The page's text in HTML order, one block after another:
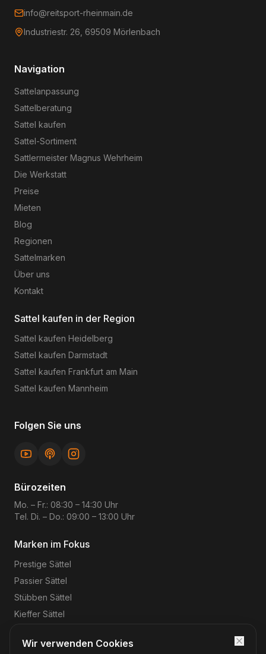
info@reitsport-rheinmain.de
Industriestr. 26, 69509 Mörlenbach
Navigation
Sattelanpassung
Sattelberatung
Sattel kaufen
Sattel-Sortiment
Sattlermeister Magnus Wehrheim
Die Werkstatt
Preise
Mieten
Blog
Regionen
Sattelmarken
Über uns
Kontakt
Sattel kaufen in der Region
Sattel kaufen Heidelberg
Sattel kaufen Darmstadt
Sattel kaufen Frankfurt am Main
Sattel kaufen Mannheim
Folgen Sie uns
Bürozeiten
Mo. – Fr.: 08:30 – 14:30 Uhr
Tel. Di. – Do.: 09:00 – 13:00 Uhr
Marken im Fokus
Prestige Sättel
Passier Sättel
Stübben Sättel
Kieffer Sättel
Wir verwenden Cookies